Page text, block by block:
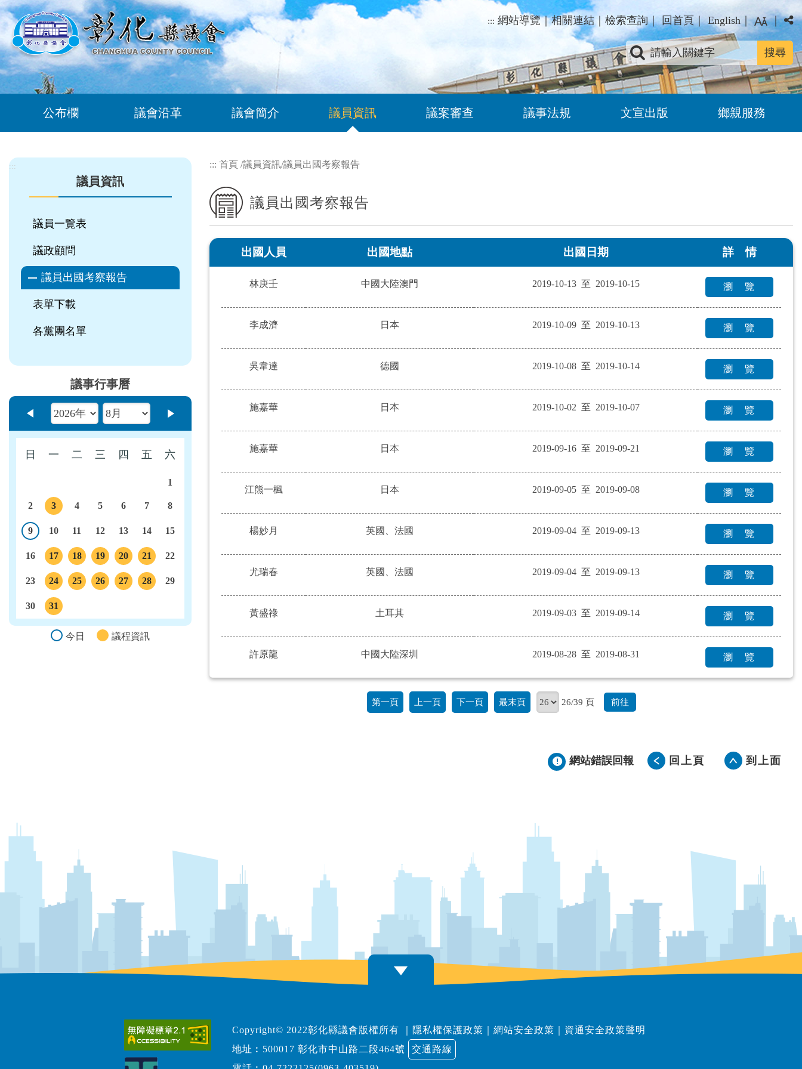
跳到主要內容區塊
::: 網站導覽｜相關連結 ｜ 檢索查詢｜回首頁｜English ｜ ｜
關鍵字查詢
公布欄 議會沿革 議會簡介 議員資訊 議案審查 議事法規 文宣出版 鄉親服務
:::
議員資訊
議員一覽表
議政顧問
議員出國考察報告
表單下載
各黨團名單
議事行事曆
上個月
日 一 二 三 四 五 六
1
2
3
4 5 6 7 8
9
10 11 12 13 14 15
16
17
議程
18
議程
19
議程
20
議程
21
議程
22
23
24
議程
25
26
27
28
29
30
31
今日
議程資訊
::: 首頁 /議員資訊/議員出國考察報告
議員出國考察報告
出國人員 出國地點 出國日期 詳 情
林庚壬 中國大陸澳門 2019-10-13 至 2019-10-15 瀏 覽
李成濟 日本 2019-10-09 至 2019-10-13 瀏 覽
吳韋達 德國 2019-10-08 至 2019-10-14 瀏 覽
施嘉華 日本 2019-10-02 至 2019-10-07 瀏 覽
施嘉華 日本 2019-09-16 至 2019-09-21 瀏 覽
江熊一楓 日本 2019-09-05 至 2019-09-08 瀏 覽
楊妙月 英國、法國 2019-09-04 至 2019-09-13 瀏 覽
尤瑞春 英國、法國 2019-09-04 至 2019-09-13 瀏 覽
黃盛祿 土耳其 2019-09-03 至 2019-09-14 瀏 覽
許原龍 中國大陸深圳 2019-08-28 至 2019-08-31 瀏 覽
第一頁 上一頁 下一頁 最末頁 26/39 頁 前往
網站錯誤回報 回上頁 到上面
Copyright© 2022彰化縣議會版權所有 隱私權保護政策 網站安全政策
資通安全政策聲明
地址︰500017 彰化市中山路二段464號
交通路線